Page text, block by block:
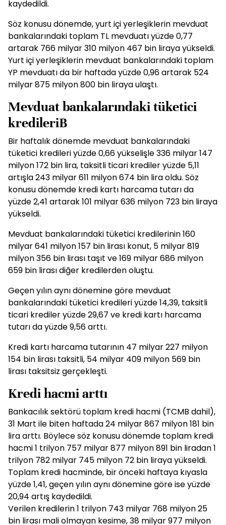
kaydedildi.
Söz konusu dönemde, yurt içi yerleşiklerin mevduat
bankalarındaki toplam TL mevduatı yüzde 0,77
artarak 766 milyar 310 milyon 467 bin liraya yükseldi.
Yurt içi yerleşiklerin mevduat bankalarındaki toplam
YP mevduatı da bir haftada yüzde 0,96 artarak 524
milyar 875 milyon 800 bin liraya ulaştı.
Mevduat bankalarındaki tüketici
kredileriB
Bir haftalık dönemde mevduat bankalarındaki
tüketici kredileri yüzde 0,66 yükselişle 336 milyar 147
milyon 172 bin lira, taksitli ticari krediler yüzde 5,11
artışla 243 milyar 611 milyon 674 bin lira oldu. Söz
konusu dönemde kredi kartı harcama tutarı da
yüzde 2,41 artarak 101 milyar 636 milyon 723 bin liraya
yükseldi.
Mevduat bankalarındaki tüketici kredilerinin 160
milyar 641 milyon 157 bin lirası konut, 5 milyar 819
milyon 356 bin lirası taşıt ve 169 milyar 686 milyon
659 bin lirası diğer kredilerden oluştu.
Geçen yılın aynı dönemine göre mevduat
bankalarındaki tüketici kredileri yüzde 14,39, taksitli
ticari krediler yüzde 29,67 ve kredi kartı harcama
tutarı da yüzde 9,56 arttı.
Kredi kartı harcama tutarının 47 milyar 227 milyon
154 bin lirası taksitli, 54 milyar 409 milyon 569 bin
lirası taksitsiz gerçekleşti.
Kredi hacmi arttı
Bankacılık sektörü toplam kredi hacmi (TCMB dahil),
31 Mart ile biten haftada 24 milyar 867 milyon 181 bin
lira arttı. Böylece söz konusu dönemde toplam kredi
hacmi 1 trilyon 757 milyar 877 milyon 891 bin liradan 1
trilyon 782 milyar 745 milyon 72 bin liraya yükseldi.
Toplam kredi hacminde, bir önceki haftaya kıyasla
yüzde 1,41, geçen yılın aynı dönemine göre ise yüzde
20,94 artış kaydedildi.
Verilen kredilerin 1 trilyon 743 milyar 768 milyon 25
bin lirası mali olmayan kesime, 38 milyar 977 milyon